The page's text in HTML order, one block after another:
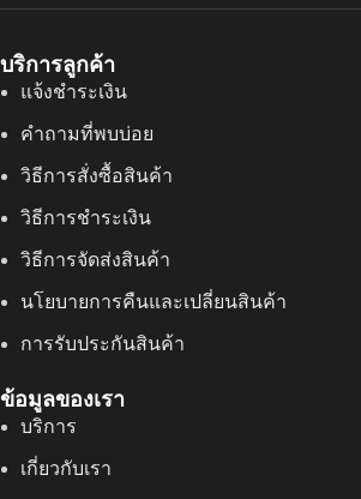
บริการลูกค้า
แจ้งชำระเงิน
คำถามที่พบบ่อย
วิธีการสั่งซื้อสินค้า
วิธีการชำระเงิน
วิธีการจัดส่งสินค้า
นโยบายการคืนและเปลี่ยนสินค้า
การรับประกันสินค้า
ข้อมูลของเรา
บริการ
เกี่ยวกับเรา